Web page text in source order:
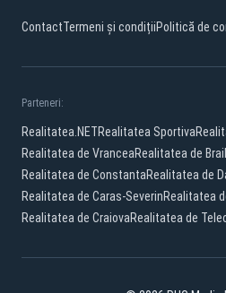
ContactTermeni și condițiiPolitică de
Parteneri:
Realitatea.NETRealitatea Sportiva
Realitatea de VranceaRealitatea de
Realitatea de ConstantaRealitatea de
Realitatea de Caras-SeverinRealitatea
Realitatea de CraiovaRealitatea de